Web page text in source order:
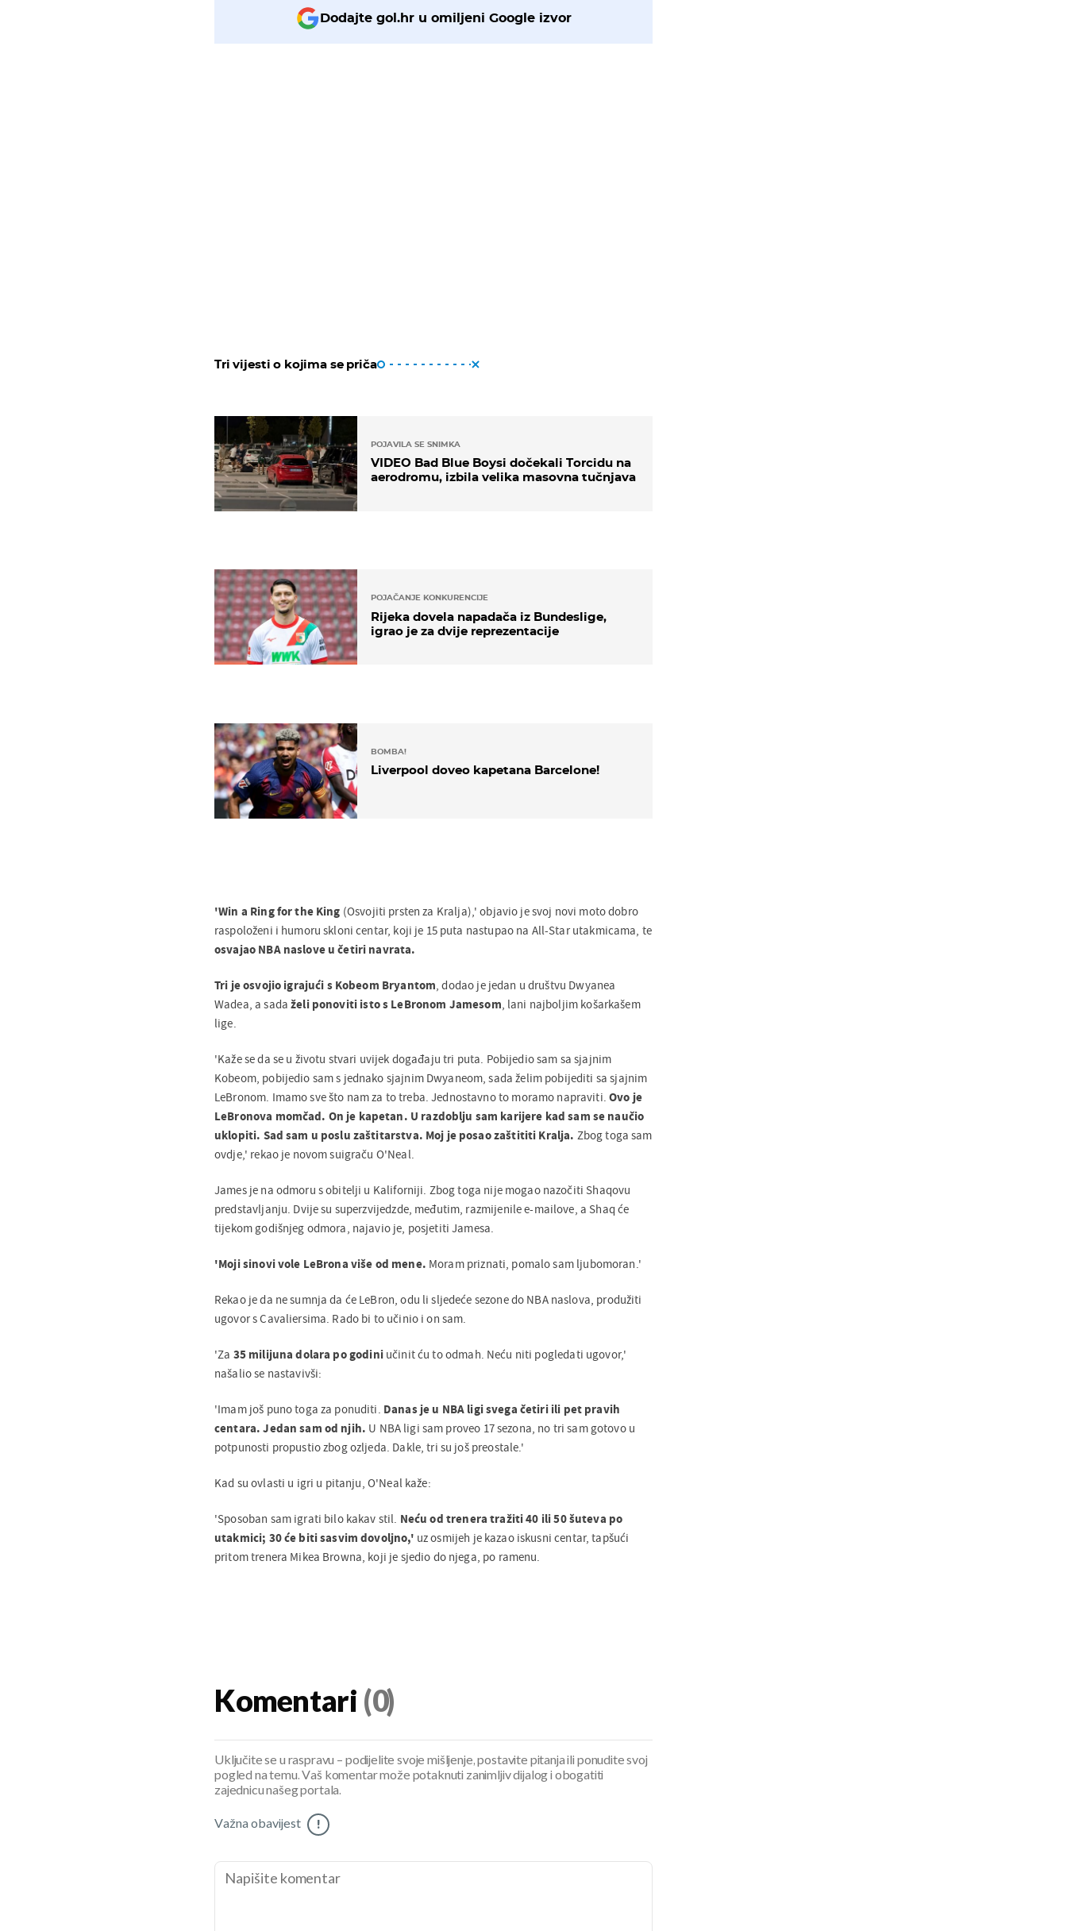
Dodajte gol.hr u omiljeni Google izvor
Tri vijesti o kojima se priča
POJAVILA SE SNIMKA
VIDEO Bad Blue Boysi dočekali Torcidu na
aerodromu, izbila velika masovna tučnjava
POJAČANJE KONKURENCIJE
Rijeka dovela napadača iz Bundeslige,
igrao je za dvije reprezentacije
BOMBA!
Liverpool doveo kapetana Barcelone!
'Win a Ring for the King (Osvojiti prsten za Kralja),' objavio je svoj novi moto dobro
raspoloženi i humoru skloni centar, koji je 15 puta nastupao na All-Star utakmicama, te
osvajao NBA naslove u četiri navrata.
Tri je osvojio igrajući s Kobeom Bryantom, dodao je jedan u društvu Dwyanea
Wadea, a sadaželi ponoviti isto s LeBronom Jamesom, lani najboljim košarkašem
lige.
'Kaže se da se u životu stvari uvijek događaju tri puta. Pobijedio sam sa sjajnim
Kobeom, pobijedio sam s jednako sjajnim Dwyaneom, sada želim pobijediti sa sjajnim
LeBronom. Imamo sve što nam za to treba. Jednostavno to moramo napraviti.Ovo je
LeBronova momčad. On je kapetan. U razdoblju sam karijere kad sam se naučio
uklopiti. Sad sam u poslu zaštitarstva. Moj je posao zaštititi Kralja. Zbog toga sam
ovdje,' rekao je novom suigraču O'Neal.
James je na odmoru s obitelji u Kaliforniji. Zbog toga nije mogao nazočiti Shaqovu
predstavljanju. Dvije su superzvijedzde, međutim, razmijenile e-mailove, a Shaq će
tijekom godišnjeg odmora, najavio je, posjetiti Jamesa.
'Moji sinovi vole LeBrona više od mene. Moram priznati, pomalo sam ljubomoran.'
Rekao je da ne sumnja da će LeBron, odu li sljedeće sezone do NBA naslova, produžiti
ugovor s Cavaliersima. Rado bi to učinio i on sam.
'Za 35 milijuna dolara po godini učinit ću to odmah. Neću niti pogledati ugovor,'
našalio se nastavivši:
'Imam još puno toga za ponuditi. Danas je u NBA ligi svega četiri ili pet pravih
centara. Jedan sam od njih. U NBA ligi sam proveo 17 sezona, no tri sam gotovo u
potpunosti propustio zbog ozljeda. Dakle, tri su još preostale.'
Kad su ovlasti u igri u pitanju, O'Neal kaže:
'Sposoban sam igrati bilo kakav stil. Neću od trenera tražiti 40 ili 50 šuteva po
utakmici; 30 će biti sasvim dovoljno,' uz osmijeh je kazao iskusni centar, tapšući
pritom trenera Mikea Browna, koji je sjedio do njega, po ramenu.
Komentari (0)
Uključite se u raspravu – podijelite svoje mišljenje, postavite pitanja ili ponudite svoj
pogled na temu. Vaš komentar može potaknuti zanimljiv dijalog i obogatiti
zajednicu našeg portala.
Važna obavijest !